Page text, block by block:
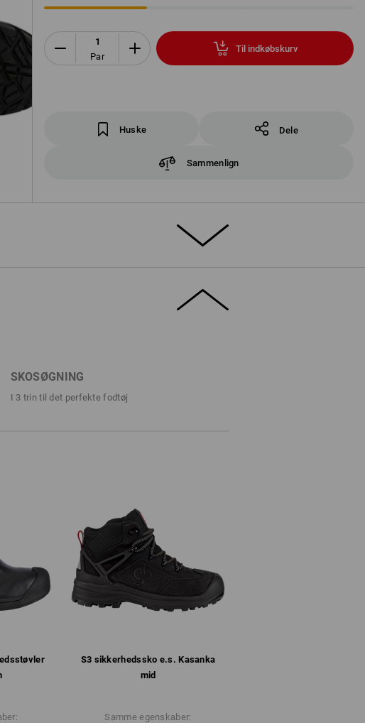
Par
Til indkøbskurv
Huske Dele
Sammenlign
er trukket højt op, ideel for knælende arbejde
individuelt justerbart spænde for perfekt pasform
pløs
skaft
i fuld længde
(HI) og tåler kontaktvarme (HRO)
for yderligere information.
SKOSØGNING
I 3 trin til det perfekte fodtøj
S3 sikkerheds­sko e.s. Kasanka
mid
Samme egenskaber: